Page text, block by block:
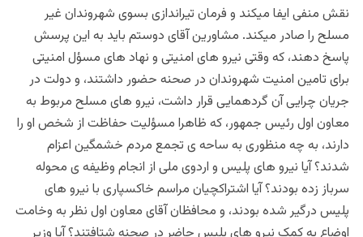
نقش منفی ایفا میکند و فرمان تیراندازی بسوی شهروندان غیر
مسلح را صادر میکند. مشاورین آقای دوستم باید به این پرسش
پاسخ دهند، که وقتی نیرو های امنیتی و نهاد های مسؤل امنیتی
برای تامین امنیت شهروندان در صحنه حضور داشتند، و دولت در
جریان چرایی آن گردهمایی قرار داشت، نیرو های مسلح مربوط به
معاون اول رئیس جمهور، که ظاهرا مسؤلیت حفاظت از شخص او را
دارند، به چه منظوری به ساحه ی تجمع مردم خشمگین اعزام
شدند؟ آیا نیرو های پلیس و اردوی ملی از انجام وظیفه ی محوله
سرباز زده بودند؟ آیا اشتراکچیان مراسم خاکسپاری با نیرو های
پلیس درگیر شده بودند، و محافظان آقای معاون اول نظر به وخامت